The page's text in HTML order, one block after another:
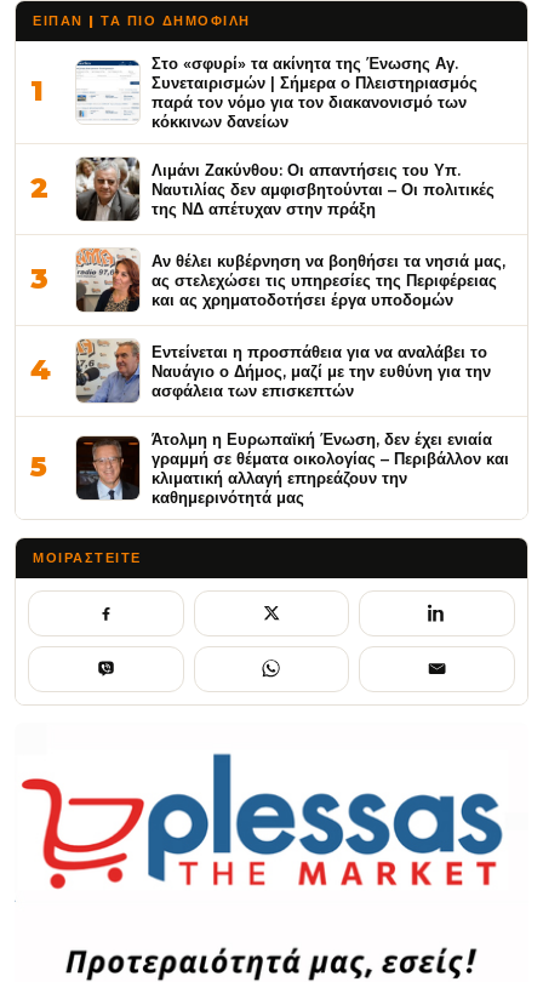
ΕΙΠΑΝ | ΤΑ ΠΙΟ ΔΗΜΟΦΙΛΉ
1
Στο «σφυρί» τα ακίνητα της Ένωσης Αγ.
Συνεταιρισμών | Σήμερα ο Πλειστηριασμός
παρά τον νόμο για τον διακανονισμό των
κόκκινων δανείων
2
Λιμάνι Ζακύνθου: Οι απαντήσεις του Υπ.
Ναυτιλίας δεν αμφισβητούνται – Οι πολιτικές
της ΝΔ απέτυχαν στην πράξη
3
Αν θέλει κυβέρνηση να βοηθήσει τα νησιά μας,
ας στελεχώσει τις υπηρεσίες της Περιφέρειας
και ας χρηματοδοτήσει έργα υποδομών
4
Εντείνεται η προσπάθεια για να αναλάβει το
Ναυάγιο ο Δήμος, μαζί με την ευθύνη για την
ασφάλεια των επισκεπτών
5
Άτολμη η Ευρωπαϊκή Ένωση, δεν έχει ενιαία
γραμμή σε θέματα οικολογίας – Περιβάλλον και
κλιματική αλλαγή επηρεάζουν την
καθημερινότητά μας
ΜΟΙΡΑΣΤΕΊΤΕ